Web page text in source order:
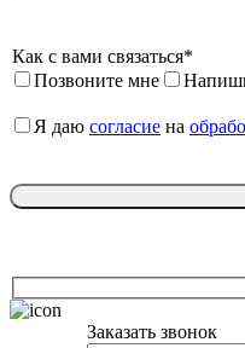
Как с вами связаться*
Позвоните мне
Я даю согласие на
Заказать звонок